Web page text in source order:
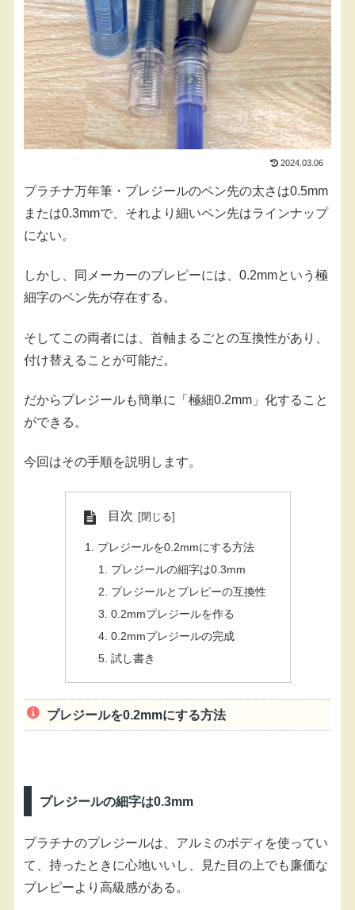
2024.03.06
プラチナ万年筆・プレジールのペン先の太さは0.5mm
または0.3mmで、それより細いペン先はラインナップ
にない。
しかし、同メーカーのプレピーには、0.2mmという極
細字のペン先が存在する。
そしてこの両者には、首軸まるごとの互換性があり、
付け替えることが可能だ。
だからプレジールも簡単に「極細0.2mm」化すること
ができる。
今回はその手順を説明します。
目次
プレジールを0.2mmにする方法
プレジールの細字は0.3mm
プレジールとプレピーの互換性
0.2mmプレジールを作る
0.2mmプレジールの完成
試し書き
プレジールを0.2mmにする方法
プレジールの細字は0.3mm
プラチナのプレジールは、アルミのボディを使ってい
て、持ったときに心地いいし、見た目の上でも廉価な
プレピーより高級感がある。